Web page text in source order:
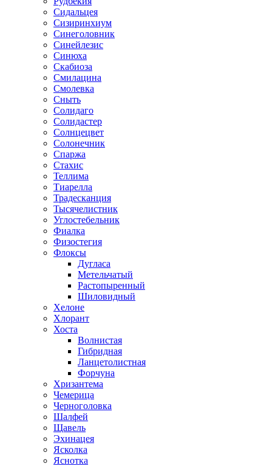
Сидальцея
Сизиринхиум
Синеголовник
Синейлезис
Синюха
Скабиоза
Смилацина
Смолевка
Сныть
Солидаго
Солидастер
Солнцецвет
Солонечник
Спаржа
Стахис
Теллима
Тиарелла
Традесканция
Тысячелистник
Углостебельник
Фиалка
Физостегия
Флоксы
Дугласа
Метельчатый
Растопыренный
Шиловидный
Хелоне
Хлорант
Хоста
Волнистая
Гибридная
Ланцетолистная
Форчуна
Хризантема
Чемерица
Черноголовка
Шалфей
Щавель
Эхинацея
Ясколка
Яснотка